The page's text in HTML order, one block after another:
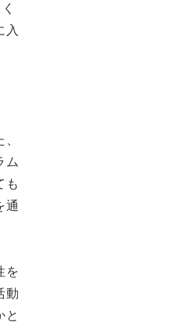
入
ム
も
通
を
動
と